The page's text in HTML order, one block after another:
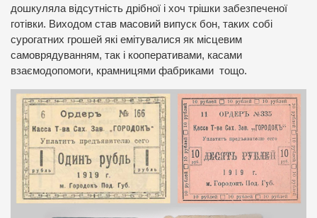
дошкуляла відсутність дрібної і хоч трішки забезпеченої
готівки. Виходом став масовий випуск бон, таких собі
сурогатних грошей які емітувалися як місцевим
самоврядуванням, так і кооперативами, касами
взаємодопомоги, крамницями фабриками тощо.